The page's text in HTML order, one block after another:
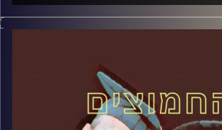
על ספת הפסיכולוג, עם פרופסור בועז בן-
הירשברגר